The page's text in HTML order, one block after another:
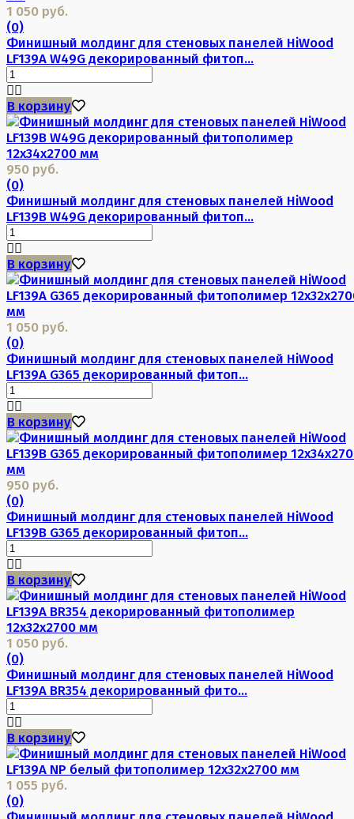
1 050 руб.
(0)
Финишный молдинг для стеновых панелей HiWood
LF139A W49G декорированный фитоп...
В корзину
950 руб.
(0)
Финишный молдинг для стеновых панелей HiWood
LF139B W49G декорированный фитоп...
В корзину
1 050 руб.
(0)
Финишный молдинг для стеновых панелей HiWood
LF139A G365 декорированный фитоп...
В корзину
950 руб.
(0)
Финишный молдинг для стеновых панелей HiWood
LF139B G365 декорированный фитоп...
В корзину
1 050 руб.
(0)
Финишный молдинг для стеновых панелей HiWood
LF139A BR354 декорированный фито...
В корзину
1 055 руб.
(0)